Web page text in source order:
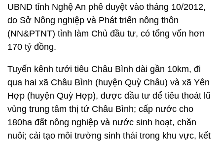
UBND tỉnh Nghệ An phê duyệt vào tháng 10/2012,
do Sở Nông nghiệp và Phát triển nông thôn
(NN&PTNT) tỉnh làm Chủ đầu tư, có tổng vốn hơn
170 tỷ đồng.
Tuyến kênh tưới tiêu Châu Bình dài gần 10km, đi
qua hai xã Châu Bình (huyện Quỳ Châu) và xã Yên
Hợp (huyện Quỳ Hợp), được đầu tư để tiêu thoát lũ
vùng trung tâm thị tứ Châu Bình; cấp nước cho
180ha đất nông nghiệp và nước sinh hoạt, chăn
nuôi; cải tạo môi trường sinh thái trong khu vực, kết